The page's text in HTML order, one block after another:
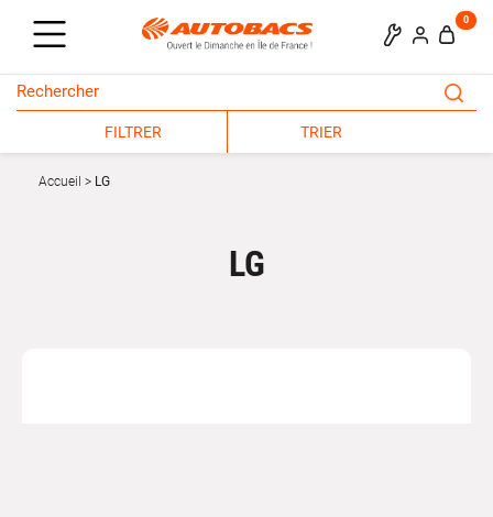
0
FILTRER TRIER
Accueil LG
LG